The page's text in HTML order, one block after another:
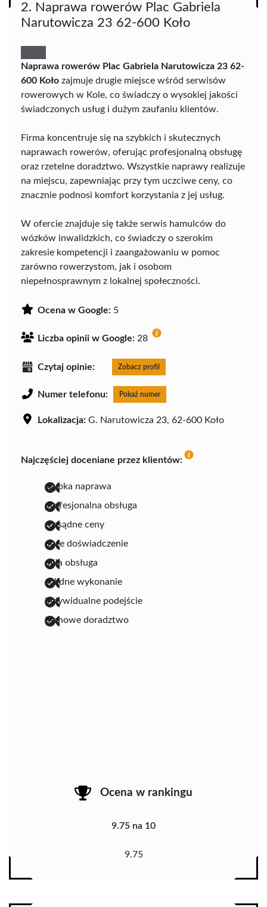
2. Naprawa rowerów Plac Gabriela
Narutowicza 23 62-600 Koło
Naprawa rowerów Plac Gabriela Narutowicza 23 62-
600 Koło zajmuje drugie miejsce wśród serwisów
rowerowych w Kole, co świadczy o wysokiej jakości
świadczonych usług i dużym zaufaniu klientów.
Firma koncentruje się na szybkich i skutecznych
naprawach rowerów, oferując profesjonalną obsługę
oraz rzetelne doradztwo. Wszystkie naprawy realizuje
na miejscu, zapewniając przy tym uczciwe ceny, co
znacznie podnosi komfort korzystania z jej usług.
W ofercie znajduje się także serwis hamulców do
wózków inwalidzkich, co świadczy o szerokim
zakresie kompetencji i zaangażowaniu w pomoc
zarówno rowerzystom, jak i osobom
niepełnosprawnym z lokalnej społeczności.
Ocena w Google: 5
Liczba opinii w Google: 28
Czytaj opinie: Zobacz profil
Numer telefonu: Pokaż numer
Lokalizacja: G. Narutowicza 23, 62-600 Koło
Najczęściej doceniane przez klientów:
szybka naprawa
profesjonalna obsługa
rozsądne ceny
duże doświadczenie
miła obsługa
solidne wykonanie
indywidualne podejście
fachowe doradztwo
Ocena w rankingu
9.75 na 10
9.75